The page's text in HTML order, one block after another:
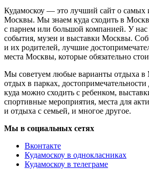
Кудамоскоу — это лучший сайт о самых
Москвы. Мы знаем куда сходить в
с парнем или большой компанией. У нас
события, музеи и выставки Москвы.
и их родителей, лучшие
места Москвы, которые обязательно
Мы советуем любые варианты отдыха
отдых в парках, достопримечательности
куда можно сходить с ребенком,
спортивные мероприятия, места для
и отдыха с семьей, и многое другое.
Мы в социальных сетях
Вконтакте
Кудамоскоу в однокласниках
Кудамоскоу в телеграме